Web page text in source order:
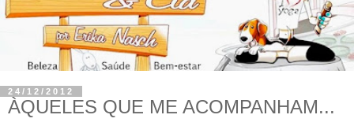
24/12/2012
ÀQUELES QUE ME ACOMPANHAM...